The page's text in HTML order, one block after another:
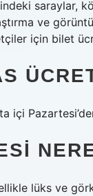
saraylar,
ve
için bilet
içi
lüks ve